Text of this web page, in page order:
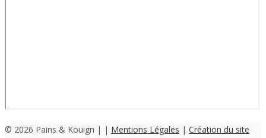
© 2026 Pains & Kouign | | Mentions Légales | Création du site